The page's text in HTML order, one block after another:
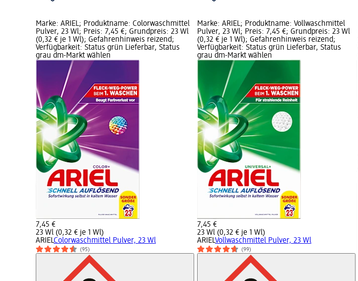
Marke: ARIEL; Produktname: Colorwaschmittel
Pulver, 23 Wl; Preis: 7,45 €; Grundpreis: 23 Wl
(0,32 € je 1 Wl); Gefahrenhinweis reizend;
Verfügbarkeit: Status grün Lieferbar, Status
grau dm-Markt wählen
7,45 €
23 Wl (0,32 € je 1 Wl)
ARIELColorwaschmittel Pulver, 23 Wl
(95)
Marke: ARIEL; Produktname: Vollwaschmittel
Pulver, 23 Wl; Preis: 7,45 €; Grundpreis: 23 Wl
(0,32 € je 1 Wl); Gefahrenhinweis reizend;
Verfügbarkeit: Status grün Lieferbar, Status
grau dm-Markt wählen
7,45 €
23 Wl (0,32 € je 1 Wl)
ARIELVollwaschmittel Pulver, 23 Wl
(99)